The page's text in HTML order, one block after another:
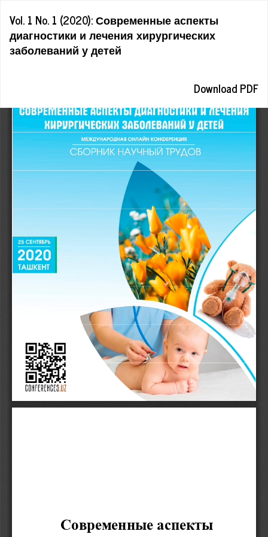
Article
Details
Vol. 1 No. 1 (2020): Современные аспекты
диагностики и лечения хирургических
заболеваний у детей
Download
Download PDF